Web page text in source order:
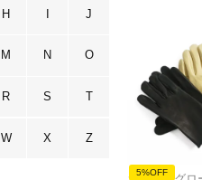
H I J
M N O
R S T
W X Z
5%OFF